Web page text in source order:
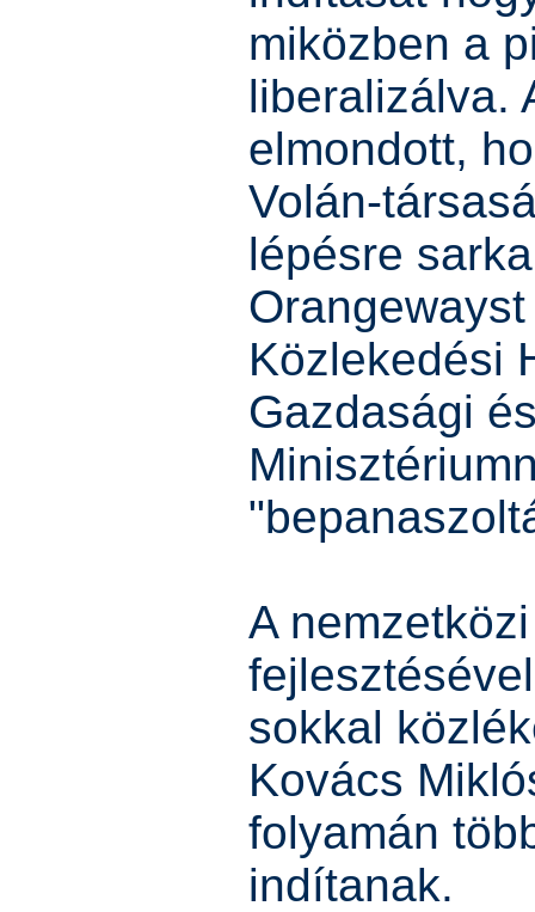
miközben a
liberalizálva.
elmondott,
Volán-
lépésre
Közlekedési
Gazdasági
A
sokkal
Kovács
folyamán
indítanak.